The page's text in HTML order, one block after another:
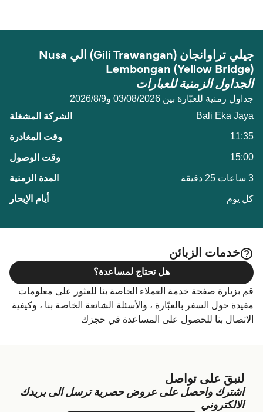
جيلي تراوانجان (Gili Trawangan) الي Nusa
Lembongan (Yellow Bridge)
الجداول الزمنية للعبارات
جداول زمنية للعبّارة بين 03/08/2026 و9‏/8‏/2026
Bali Eka Jaya
11:35
15:00
3 ساعات 25 دقيقة
كل يوم
خدمات الزبائن
قم بزيارة صفحة خدمة العملاء الخاصة بنا للعثور على معلومات
مفيدة حول السفر بالعبّارة ، والأسئلة الشائعة الخاصة بنا ، وكيفية
الاتصال بنا للحصول على المساعدة في حجزك
هل تحتاج لمساعدة؟
لنبقَ على تواصل
اشترك واحصل على عروض حصرية ترسل الى بريدك
الالكتروني